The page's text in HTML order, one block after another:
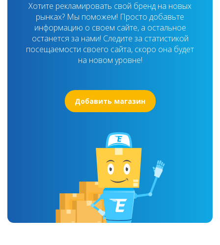
Хотите рекламировать свой бренд на новых
рынках? Мы поможем! Просто добавьте
информацию о своем сайте, а остальное
останется за нами! Следите за статистикой
посещаемости своего сайта, скоро она будет
на новом уровне!
Добавить магазин